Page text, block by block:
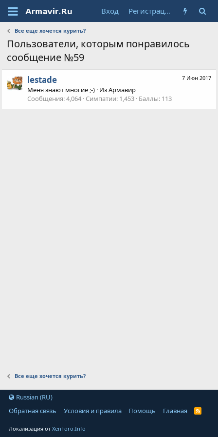
Вход Регистрация
Все еще хочется курить?
Пользователи, которым понравилось
сообщение №59
7 Июн 2017
lestade
Меня знают многие ;-) · ИзАрмавир
Сообщения 4,064 Симпатии 1,453 Баллы 113
Все еще хочется курить?
Russian (RU)
Обратная связь
Условия и правила Помощь Главная
Локализация отXenForo.Info